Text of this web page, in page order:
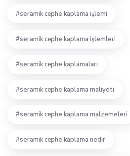
seramik cephe kaplama işlemi
seramik cephe kaplama işlemleri
seramik cephe kaplamaları
seramik cephe kaplama maliyeti
seramik cephe kaplama malzemeleri
seramik cephe kaplama nedir